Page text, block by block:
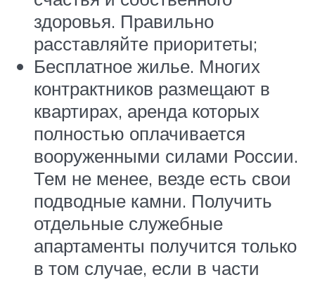
здоровья. Правильно
расставляйте приоритеты;
Бесплатное жилье. Многих
контрактников размещают в
квартирах, аренда которых
полностью оплачивается
вооруженными силами России.
Тем не менее, везде есть свои
подводные камни. Получить
отдельные служебные
апартаменты получится только
в том случае, если в части